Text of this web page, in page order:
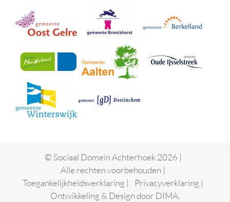
© Sociaal Domein Achterhoek 2026 |
Alle rechten voorbehouden |
Toegankelijkheidsverklaring | Privacyverklaring |
Ontwikkeling & Design door DIMA.